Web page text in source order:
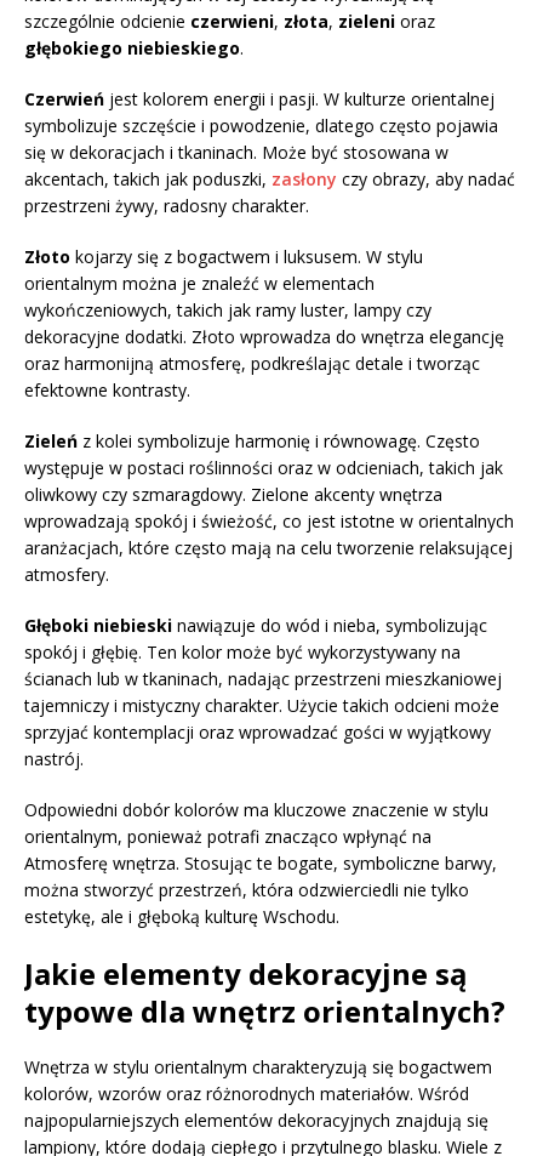
szczególnie odcienie czerwieni, złota, zieleni oraz
głębokiego niebieskiego.
Czerwień jest kolorem energii i pasji. W kulturze orientalnej
symbolizuje szczęście i powodzenie, dlatego często pojawia
się w dekoracjach i tkaninach. Może być stosowana w
akcentach, takich jak poduszki, zasłony czy obrazy, aby nadać
przestrzeni żywy, radosny charakter.
Złoto kojarzy się z bogactwem i luksusem. W stylu
orientalnym można je znaleźć w elementach
wykończeniowych, takich jak ramy luster, lampy czy
dekoracyjne dodatki. Złoto wprowadza do wnętrza elegancję
oraz harmonijną atmosferę, podkreślając detale i tworząc
efektowne kontrasty.
Zieleń z kolei symbolizuje harmonię i równowagę. Często
występuje w postaci roślinności oraz w odcieniach, takich jak
oliwkowy czy szmaragdowy. Zielone akcenty wnętrza
wprowadzają spokój i świeżość, co jest istotne w orientalnych
aranżacjach, które często mają na celu tworzenie relaksującej
atmosfery.
Głęboki niebieski nawiązuje do wód i nieba, symbolizując
spokój i głębię. Ten kolor może być wykorzystywany na
ścianach lub w tkaninach, nadając przestrzeni mieszkaniowej
tajemniczy i mistyczny charakter. Użycie takich odcieni może
sprzyjać kontemplacji oraz wprowadzać gości w wyjątkowy
nastrój.
Odpowiedni dobór kolorów ma kluczowe znaczenie w stylu
orientalnym, ponieważ potrafi znacząco wpłynąć na
Atmosferę wnętrza. Stosując te bogate, symboliczne barwy,
można stworzyć przestrzeń, która odzwierciedli nie tylko
estetykę, ale i głęboką kulturę Wschodu.
Jakie elementy dekoracyjne są
typowe dla wnętrz orientalnych?
Wnętrza w stylu orientalnym charakteryzują się bogactwem
kolorów, wzorów oraz różnorodnych materiałów. Wśród
najpopularniejszych elementów dekoracyjnych znajdują się
lampiony, które dodają ciepłego i przytulnego blasku. Wiele z